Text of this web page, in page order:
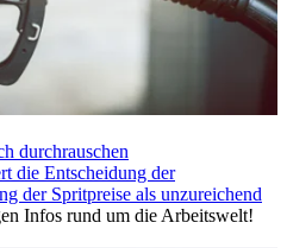
durchrauschen
die Entscheidung der
der Spritpreise als unzureichend
Infos rund um die Arbeitswelt!